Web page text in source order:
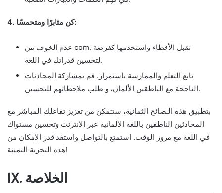
4. كن مثابرًا ومتحمسًا:
عدم الخوف من com. تقبل الأخطاء واستخدمها كفرصة
لتحسين قدراتك في اللغة.
تابع التعلم والممارسة باستمرار. قم بمشاركة المحادثات
الناجحة مع الناطقين الألمان، و طلب ملاحظاتهم للتحسين.
بتطبيق هذه النصائح الثمانية، ستتمكن من تعزيز تفاعلك المباشر مع
المحادثين الناطقين باللغة الألمانية عبر الإنترنت وتحسين مستواك
في اللغة مع مرور الوقت. استمتع بالتواصل واستفد قدر الإمكان من
هذه التجربة الثمينة!
IX. الخلاصة